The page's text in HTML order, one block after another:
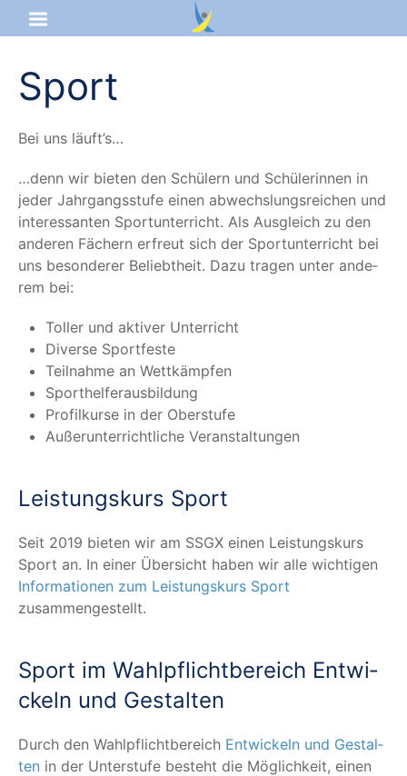
Startseite
Das sind wir
Lernangebot
Service & Infos
Sport
Bei uns läuft’s…
…denn wir bie­ten den Schü­lern und Schü­le­rin­nen in
jeder Jahr­gangs­stu­fe einen abwechs­lungs­rei­chen und
inter­es­san­ten Sport­un­ter­richt. Als Aus­gleich zu den
ande­ren Fächern erfreut sich der Sport­un­ter­richt bei
uns beson­de­rer Beliebt­heit. Dazu tra­gen unter ande­
rem bei:
Tol­ler und akti­ver Unterricht
Diver­se Sportfeste
Teil­nah­me an Wettkämpfen
Sport­hel­fer­aus­bil­dung
Pro­fil­kur­se in der Oberstufe
Außer­un­ter­richt­li­che Veranstaltungen
Leis­tungs­kurs Sport
Seit 2019 bie­ten wir am SSGX einen Leis­tungs­kurs
Sport an. In einer Über­sicht haben wir alle wich­ti­gen
Infor­ma­tio­nen zum Leis­tungs­kurs Sport
zusammengestellt.
Sport im Wahl­pflicht­be­reich Ent­wi­
ckeln und Gestalten
Durch den Wahl­pflicht­be­reich Ent­wi­ckeln und Gestal­
ten in der Unter­stu­fe besteht die Mög­lich­keit, einen